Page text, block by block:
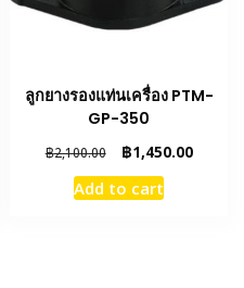
ลูกยางรองแท่นเครื่อง PTM-
GP-350
฿2,100.00
Original
price
was:
฿1,450.00Current
Add to cart